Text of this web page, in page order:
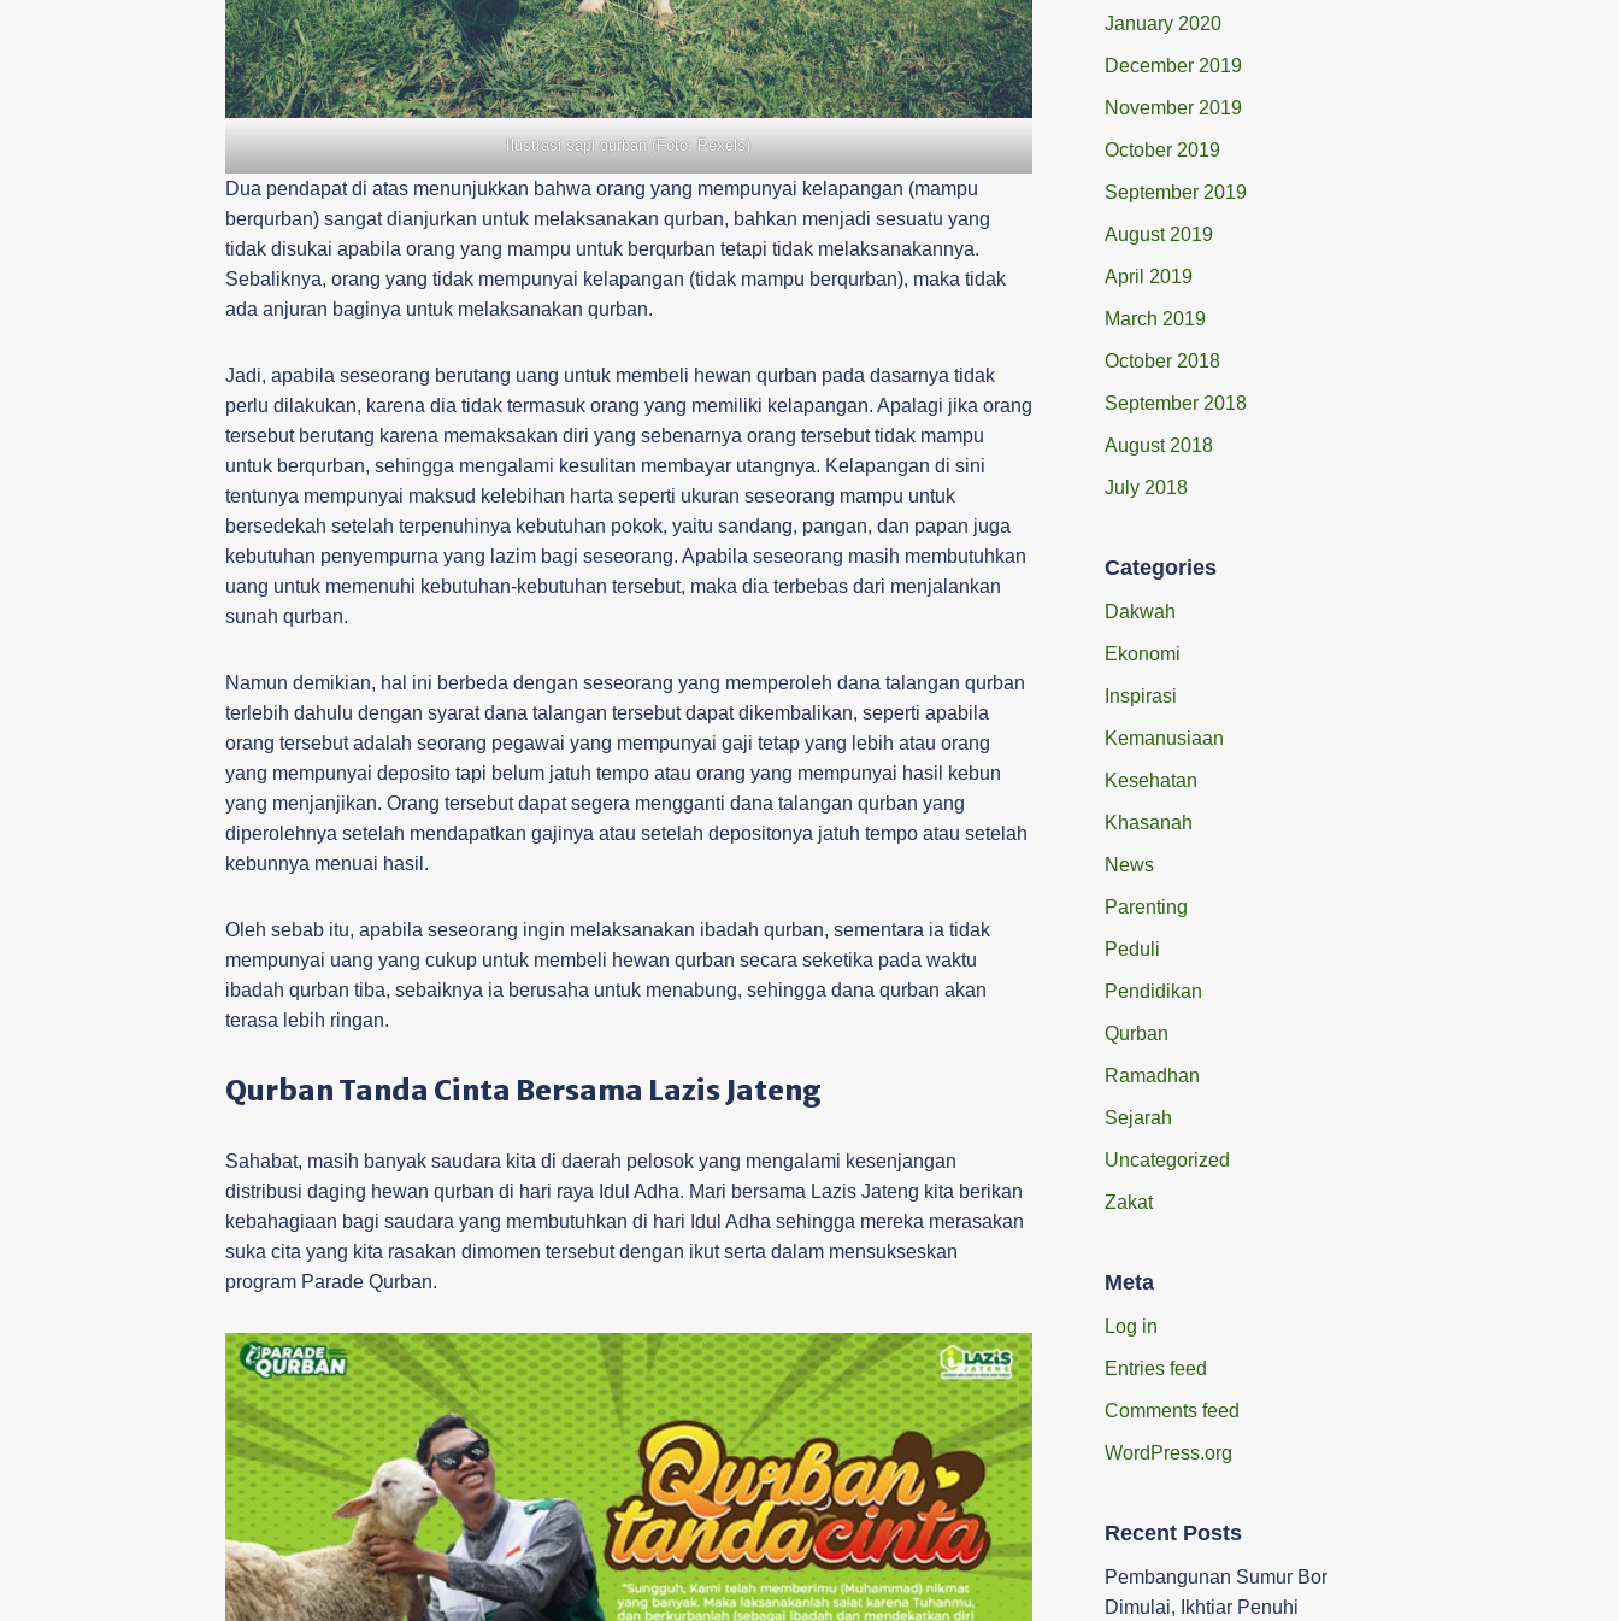
Ilustrasi sapi qurban (Foto: Pexels)
Dua pendapat di atas menunjukkan bahwa orang yang mempunyai kelapangan (mampu
berqurban) sangat dianjurkan untuk melaksanakan qurban, bahkan menjadi sesuatu yang
tidak disukai apabila orang yang mampu untuk berqurban tetapi tidak melaksanakannya.
Sebaliknya, orang yang tidak mempunyai kelapangan (tidak mampu berqurban), maka tidak
ada anjuran baginya untuk melaksanakan qurban.
Jadi, apabila seseorang berutang uang untuk membeli hewan qurban pada dasarnya tidak
perlu dilakukan, karena dia tidak termasuk orang yang memiliki kelapangan. Apalagi jika orang
tersebut berutang karena memaksakan diri yang sebenarnya orang tersebut tidak mampu
untuk berqurban, sehingga mengalami kesulitan membayar utangnya. Kelapangan di sini
tentunya mempunyai maksud kelebihan harta seperti ukuran seseorang mampu untuk
bersedekah setelah terpenuhinya kebutuhan pokok, yaitu sandang, pangan, dan papan juga
kebutuhan penyempurna yang lazim bagi seseorang. Apabila seseorang masih membutuhkan
uang untuk memenuhi kebutuhan-kebutuhan tersebut, maka dia terbebas dari menjalankan
sunah qurban.
Namun demikian, hal ini berbeda dengan seseorang yang memperoleh dana talangan qurban
terlebih dahulu dengan syarat dana talangan tersebut dapat dikembalikan, seperti apabila
orang tersebut adalah seorang pegawai yang mempunyai gaji tetap yang lebih atau orang
yang mempunyai deposito tapi belum jatuh tempo atau orang yang mempunyai hasil kebun
yang menjanjikan. Orang tersebut dapat segera mengganti dana talangan qurban yang
diperolehnya setelah mendapatkan gajinya atau setelah depositonya jatuh tempo atau setelah
kebunnya menuai hasil.
Oleh sebab itu, apabila seseorang ingin melaksanakan ibadah qurban, sementara ia tidak
mempunyai uang yang cukup untuk membeli hewan qurban secara seketika pada waktu
ibadah qurban tiba, sebaiknya ia berusaha untuk menabung, sehingga dana qurban akan
terasa lebih ringan.
Qurban Tanda Cinta Bersama Lazis Jateng
Sahabat, masih banyak saudara kita di daerah pelosok yang mengalami kesenjangan
distribusi daging hewan qurban di hari raya Idul Adha. Mari bersama Lazis Jateng kita berikan
kebahagiaan bagi saudara yang membutuhkan di hari Idul Adha sehingga mereka merasakan
suka cita yang kita rasakan dimomen tersebut dengan ikut serta dalam mensukseskan
program Parade Qurban.
January 2020
December 2019
November 2019
October 2019
September 2019
August 2019
April 2019
March 2019
October 2018
September 2018
August 2018
July 2018
Categories
Dakwah
Ekonomi
Inspirasi
Kemanusiaan
Kesehatan
Khasanah
News
Parenting
Peduli
Pendidikan
Qurban
Ramadhan
Sejarah
Uncategorized
Zakat
Meta
Log in
Entries feed
Comments feed
WordPress.org
Recent Posts
Pembangunan Sumur Bor
Dimulai, Ikhtiar Penuhi